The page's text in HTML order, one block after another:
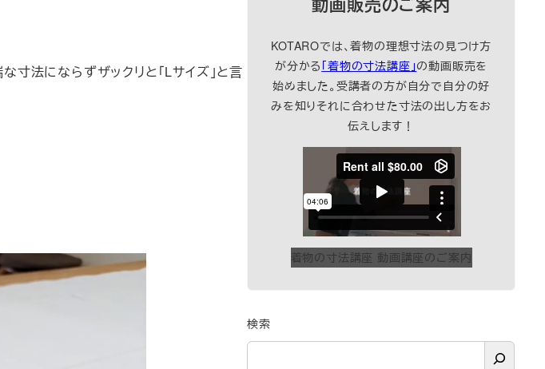
法にならずザックリと「Lサイズ」と言
KOTAROでは、着物の理想寸法の見つけ方
が分かる 「着物の寸法講座」の動画販売を
始めました。受講者の方が自分で自分の好
みを知りそれに合わせた寸法の出し方をお
伝えします！
着物の寸法講座 動画講座のご案内
検索